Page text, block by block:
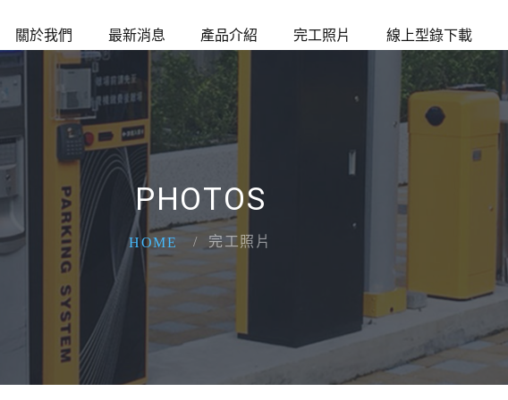
關於我們 最新消息 產品介紹 完工照片 線上型錄下載
PHOTOS
HOME 完工照片